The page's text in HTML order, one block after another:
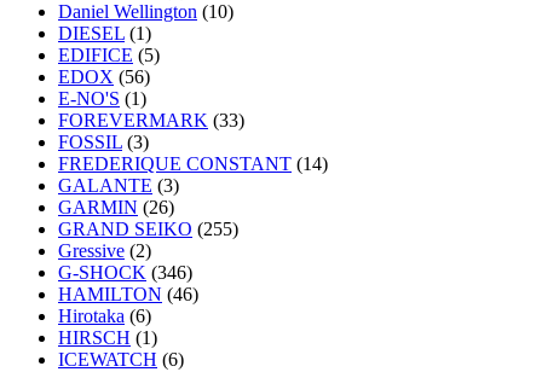
Daniel Wellington (10)
DIESEL (1)
EDIFICE (5)
EDOX (56)
E-NO'S (1)
FOREVERMARK (33)
FOSSIL (3)
FREDERIQUE CONSTANT (14)
GALANTE (3)
GARMIN (26)
GRAND SEIKO (255)
Gressive (2)
G-SHOCK (346)
HAMILTON (46)
Hirotaka (6)
HIRSCH (1)
ICEWATCH (6)